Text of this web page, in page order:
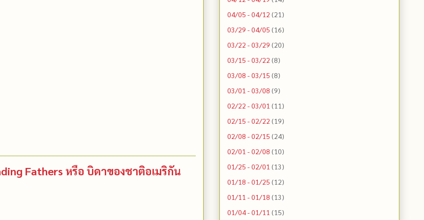
Fathers หรือ บิดาของชาติอเมริกัน
04/05 - 04/12 (21)
03/29 - 04/05 (16)
03/22 - 03/29 (20)
03/15 - 03/22 (8)
03/08 - 03/15 (8)
03/01 - 03/08 (9)
02/22 - 03/01 (11)
02/15 - 02/22 (19)
02/08 - 02/15 (24)
02/01 - 02/08 (10)
01/25 - 02/01 (13)
01/18 - 01/25 (12)
01/11 - 01/18 (13)
01/04 - 01/11 (15)